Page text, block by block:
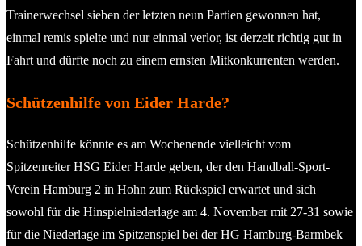
Trainerwechsel sieben der letzten neun Partien gewonnen hat,
einmal remis spielte und nur einmal verlor, ist derzeit richtig gut in
Fahrt und dürfte noch zu einem ernsten Mitkonkurrenten werden.
Schützenhilfe von Eider Harde?
Schützenhilfe könnte es am Wochenende vielleicht vom
Spitzenreiter HSG Eider Harde geben, der den Handball-Sport-
Verein Hamburg 2 in Hohn zum Rückspiel erwartet und sich
sowohl für die Hinspielniederlage am 4. November mit 27-31 sowie
für die Niederlage im Spitzenspiel bei der HG Hamburg-Barmbek